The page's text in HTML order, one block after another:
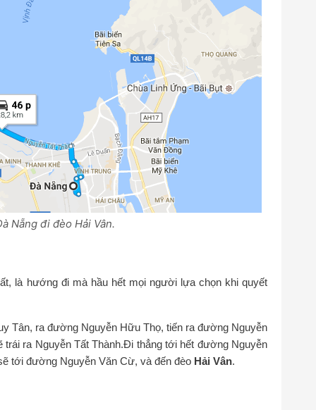
Nẵng đi đèo Hải Vân.
là hướng đi mà hầu hết mọi người lựa chọn khi quyết
Tân, ra đường Nguyễn Hữu Thọ, tiến ra đường Nguyễn
ra Nguyễn Tất Thành.Đi thẳng tới hết đường Nguyễn
tới đường Nguyễn Văn Cừ, và đến đèo Hải Vân.